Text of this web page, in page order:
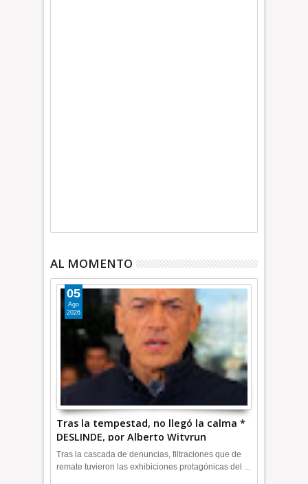
AL MOMENTO
Tras la tempestad, no llegó la calma *
DESLINDE, por Alberto Witvrun
OPINIÓN
05
Ago
2026
Tras la cascada de denuncias, filtraciones que de
remate tuvieron las exhibiciones protagónicas del ...